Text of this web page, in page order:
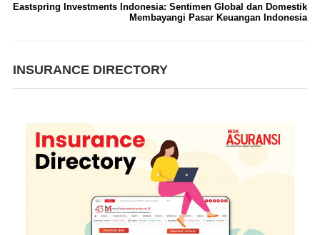
Eastspring Investments Indonesia: Sentimen Global dan Domestik
Membayangi Pasar Keuangan Indonesia
INSURANCE DIRECTORY